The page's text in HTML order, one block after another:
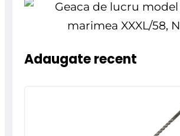
Adaugate recent